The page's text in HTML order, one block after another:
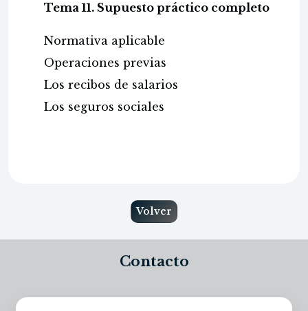
Tema 11. Supuesto práctico completo
Normativa aplicable
Operaciones previas
Los recibos de salarios
Los seguros sociales
Volver
Contacto